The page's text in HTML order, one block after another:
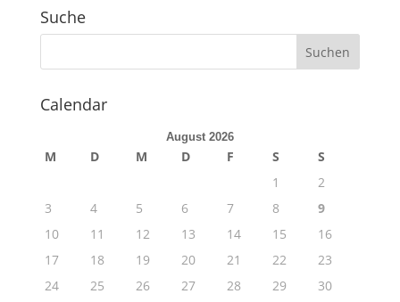
Suche
Calendar
August 2026
M D M D F S
S
1
2
3
4 5 6 7 8
9
10
11 12 13 14 15
16
17
18 19 20 21 22
23
24
25 26 27 28 29
30